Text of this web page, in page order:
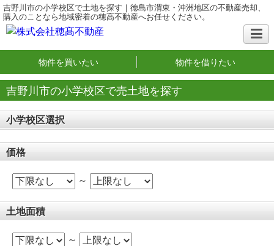
吉野川市の小学校区で土地を探す｜徳島市渭東・沖洲地区の不動産売却、
購入のことなら地域密着の穂高不動産へお任せください。
物件を買いたい 物件を借りたい
吉野川市の小学校区で売土地を探す
小学校区選択
価格
～
土地面積
～